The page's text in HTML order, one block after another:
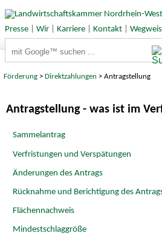
Presse| Wir| Karriere| Kontakt|
Förderung >Direktzahlungen > Antragstellung
Antragstellung - was ist im
Sammelantrag
Verfristungen und Verspätungen
Änderungen des Antrags
Rücknahme und Berichtigung des
Flächennachweis
Mindestschlaggröße